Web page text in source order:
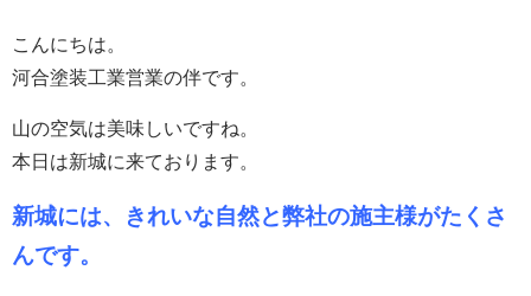
こんにちは。
河合塗装工業営業の伴です。
山の空気は美味しいですね。
本日は新城に来ております。
新城には、きれいな自然と弊社の施主様がたくさ
んです。